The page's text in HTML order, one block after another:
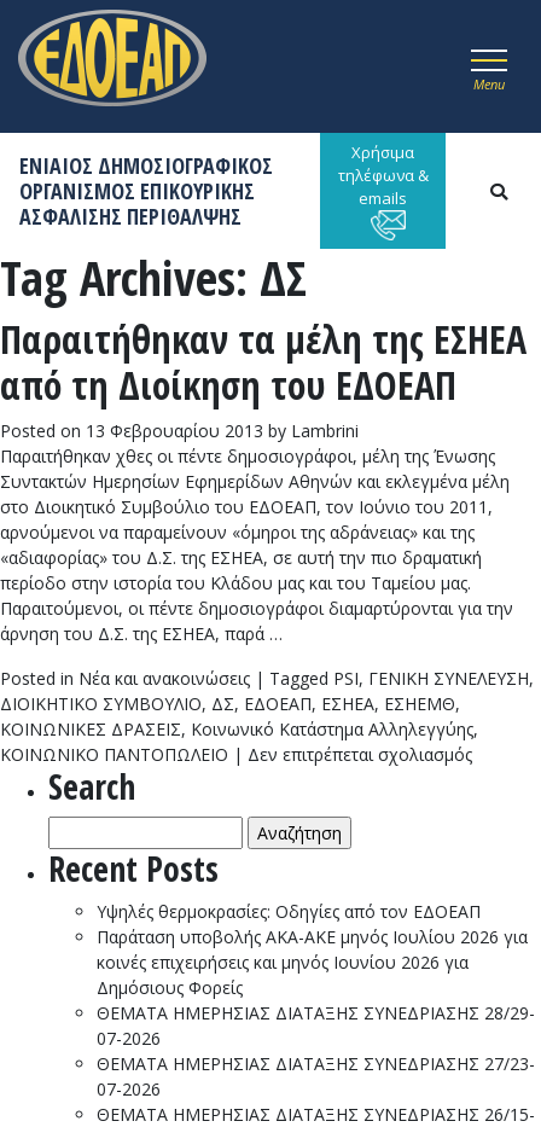
Menu
ΕΝΙΑΙΟΣ ΔΗΜΟΣΙΟΓΡΑΦΙΚΟΣ
ΟΡΓΑΝΙΣΜΟΣ ΕΠΙΚΟΥΡΙΚΗΣ
ΑΣΦΑΛΙΣΗΣ ΠΕΡΙΘΑΛΨΗΣ
Χρήσιμα
τηλέφωνα &
emails
Tag Archives: ΔΣ
Παραιτήθηκαν τα μέλη της ΕΣΗΕΑ
από τη Διοίκηση του ΕΔΟΕΑΠ
Posted on 13 Φεβρουαρίου 2013 by Lambrini
Παραιτήθηκαν χθες οι πέντε δημοσιογράφοι, μέλη της Ένωσης
Συντακτών Ημερησίων Εφημερίδων Αθηνών και εκλεγμένα μέλη
στο Διοικητικό Συμβούλιο του ΕΔΟΕΑΠ, τον Ιούνιο του 2011,
αρνούμενοι να παραμείνουν «όμηροι της αδράνειας» και της
«αδιαφορίας» του Δ.Σ. της ΕΣΗΕΑ, σε αυτή την πιο δραματική
περίοδο στην ιστορία του Κλάδου μας και του Ταμείου μας.
Παραιτούμενοι, οι πέντε δημοσιογράφοι διαμαρτύρονται για την
άρνηση του Δ.Σ. της ΕΣΗΕΑ, παρά …
Posted in Νέα και ανακοινώσεις | Tagged PSI, ΓΕΝΙΚΗ ΣΥΝΕΛΕΥΣΗ,
ΔΙΟΙΚΗΤΙΚΟ ΣΥΜΒΟΥΛΙΟ, ΔΣ, ΕΔΟΕΑΠ, ΕΣΗΕΑ, ΕΣΗΕΜΘ,
ΚΟΙΝΩΝΙΚΕΣ ΔΡΑΣΕΙΣ, Κοινωνικό Κατάστημα Αλληλεγγύης,
ΚΟΙΝΩΝΙΚΟ ΠΑΝΤΟΠΩΛΕΙΟ | Δεν επιτρέπεται σχολιασμόςστο
από
τη
Διοίκηση
ΕΔΟΕΑΠ
Search
για:
Recent Posts
Υψηλές θερμοκρασίες: Οδηγίες από τον ΕΔΟΕΑΠ
Παράταση υποβολής ΑΚΑ-ΑΚΕ μηνός Ιουλίου 2026 για
κοινές επιχειρήσεις και μηνός Ιουνίου 2026 για
Δημόσιους Φορείς
ΘΕΜΑΤΑ ΗΜΕΡΗΣΙΑΣ ΔΙΑΤΑΞΗΣ ΣΥΝΕΔΡΙΑΣΗΣ 28/29-
07-2026
ΘΕΜΑΤΑ ΗΜΕΡΗΣΙΑΣ ΔΙΑΤΑΞΗΣ ΣΥΝΕΔΡΙΑΣΗΣ 27/23-
07-2026
ΘΕΜΑΤΑ ΗΜΕΡΗΣΙΑΣ ΔΙΑΤΑΞΗΣ ΣΥΝΕΔΡΙΑΣΗΣ 26/15-